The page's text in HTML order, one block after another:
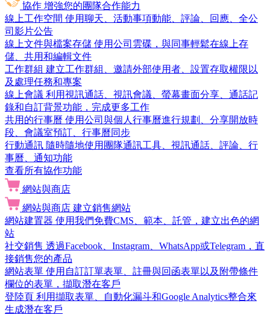
協作 增強您的團隊合作能力
線上工作空間 使用聊天、活動事項動能、評論、回應、全公
司影片公告
線上文件與檔案存儲 使用公司雲碟，與同事輕鬆在線上存
儲、共用和編輯文件
工作群組 建立工作群組、邀請外部使用者、設置存取權限以
及處理任務和專案
線上會議 利用視訊通話、視訊會議、螢幕畫面分享、通話記
錄和自訂背景功能，完成更多工作
共用的行事曆 使用公司與個人行事曆進行規劃、分享開放時
段、會議室預訂、行事曆同步
行動通訊 隨時隨地使用團隊通訊工具、視訊通話、評論、行
事曆、通知功能
查看所有協作功能
網站與商店
網站與商店 建立銷售網站
網站建置器 使用我們免費CMS、範本、託管，建立出色的網
站
社交銷售 透過Facebook、Instagram、WhatsApp或Telegram，直
接銷售您的產品
網站表單 使用自訂訂單表單、註冊與回函表單以及附帶條件
欄位的表單，擷取潛在客戶
登陸頁 利用擷取表單、自動化漏斗和Google Analytics整合來
生成潛在客戶